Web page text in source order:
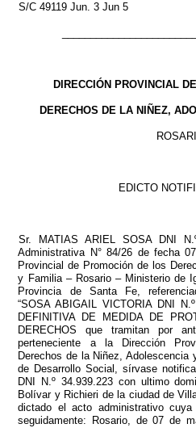
S/C 49119 Jun. 3 Jun 5
DIRECCIÓN PROVINCIAL
DERECHOS DE LA NIÑEZ,
EDICTO
Sr. MATIAS ARIEL SOSA DNI
Administrativa N° 84/26 de fecha
Provincial de Promoción de los
y Familia – Rosario – Ministerio de
Provincia de Santa Fe,
“SOSA ABIGAIL VICTORIA DNI
DEFINITIVA DE MEDIDA DE
DERECHOS que tramitan por
perteneciente a la Dirección
Derechos de la Niñez, Adolescencia
de Desarrollo Social, sírvase
DNI N.º 34.939.223 con ultimo
Bolívar y Richieri de la ciudad de
dictado el acto administrativo
seguidamente: Rosario, de 07 de